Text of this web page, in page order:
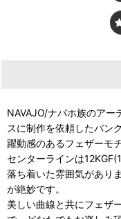
NAVAJO/ナバホ族のア
スに制作を依頼したバン
躍動感のあるフェザーモ
センターラインは
落ち着いた雰囲気があり
が絶妙です。
美しい曲線と共にフェザ